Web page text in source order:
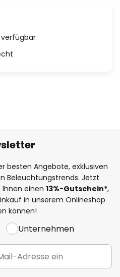
verfügbar
besten Angebote, exklusiven
Beleuchtungstrends. Jetzt
einen 13%-Gutschein*,
in unserem Onlineshop
können!
Unternehmen